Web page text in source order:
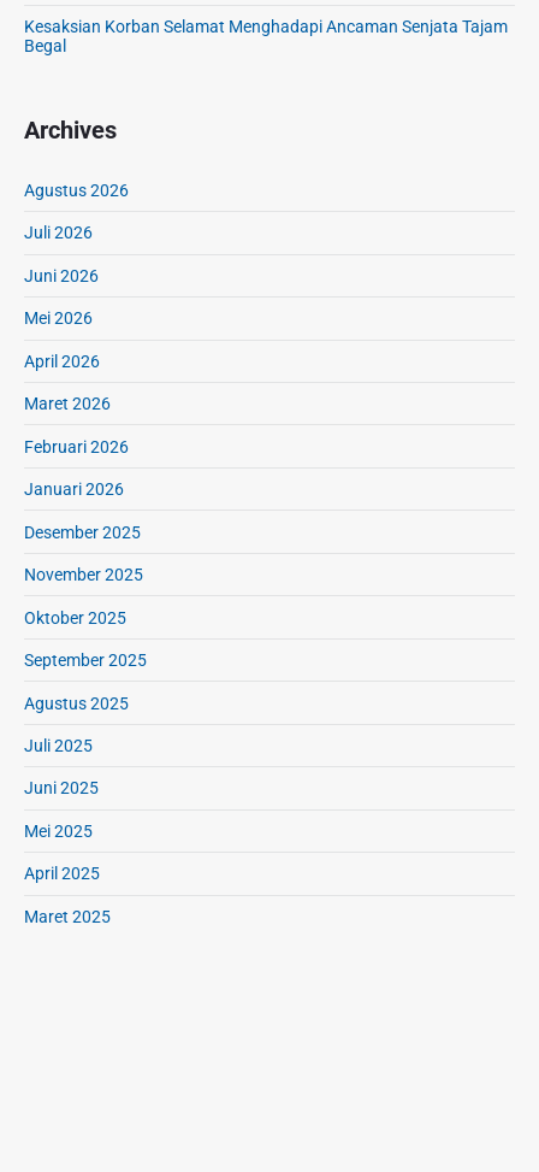
Kesaksian Korban Selamat Menghadapi Ancaman Senjata Tajam
Begal
Archives
Agustus 2026
Juli 2026
Juni 2026
Mei 2026
April 2026
Maret 2026
Februari 2026
Januari 2026
Desember 2025
November 2025
Oktober 2025
September 2025
Agustus 2025
Juli 2025
Juni 2025
Mei 2025
April 2025
Maret 2025